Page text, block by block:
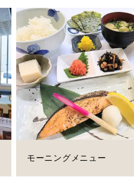
モーニングメニュー